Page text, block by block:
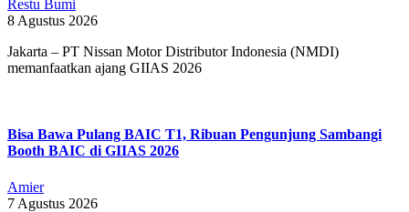
Restu Bumi
8 Agustus 2026
Jakarta – PT Nissan Motor Distributor Indonesia (NMDI)
memanfaatkan ajang GIIAS 2026
Bisa Bawa Pulang BAIC T1, Ribuan Pengunjung Sambangi
Booth BAIC di GIIAS 2026
Amier
7 Agustus 2026